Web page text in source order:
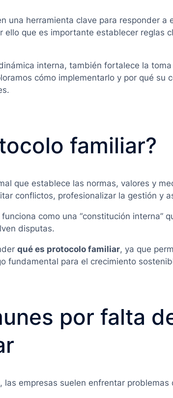
una herramienta clave para responder
ello que es importante establecer reglas
interna, también fortalece la
cómo implementarlo y por qué
familiar?
que establece las normas, valores y
conflictos, profesionalizar la gestión y
funciona como una “constitución interna”
disputas.
qué es protocolo familiar, ya que
fundamental para el crecimiento
por falta
, las empresas suelen enfrentar